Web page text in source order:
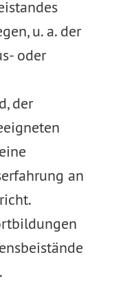
u. a. der
oder
der
an